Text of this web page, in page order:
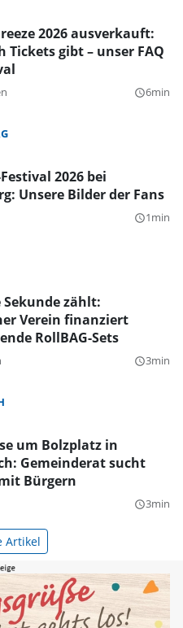
2026 ausverkauft:
Tickets gibt – unser FAQ
query_builder6min
2026 bei
Unsere Bilder der Fans
query_builder1min
Sekunde zählt:
Verein finanziert
RollBAG-Sets
query_builder3min
um Bolzplatz in
Gemeinderat sucht
Bürgern
query_builder3min
Artikel